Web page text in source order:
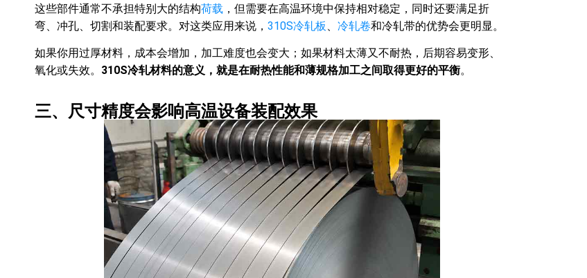
这些部件通常不承担特别大的结构荷载 ，但需要在高温环境中保持相对稳定，同时还要满足折
弯、冲孔、切割和装配要求。对这类应用来说， 310S冷轧板 、 冷轧卷和冷轧带的优势会更明显。
如果你用过厚材料，成本会增加，加工难度也会变大；如果材料太薄又不耐热，后期容易变形、
氧化或失效。 310S冷轧材料的意义，就是在耐热性能和薄规格加工之间取得更好的平衡。
三、尺寸精度会影响高温设备装配效果